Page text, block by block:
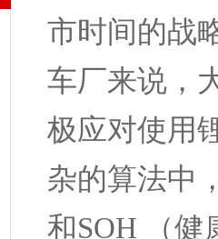
市时间的战
车厂来说，
极应对使用
杂的算法中
和SOH （